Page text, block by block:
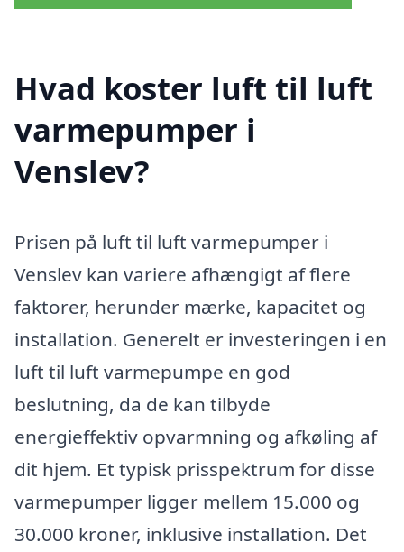
Hvad koster luft til luft
varmepumper i
Venslev?
Prisen på luft til luft varmepumper i
Venslev kan variere afhængigt af flere
faktorer, herunder mærke, kapacitet og
installation. Generelt er investeringen i en
luft til luft varmepumpe en god
beslutning, da de kan tilbyde
energieffektiv opvarmning og afkøling af
dit hjem. Et typisk prisspektrum for disse
varmepumper ligger mellem 15.000 og
30.000 kroner, inklusive installation. Det